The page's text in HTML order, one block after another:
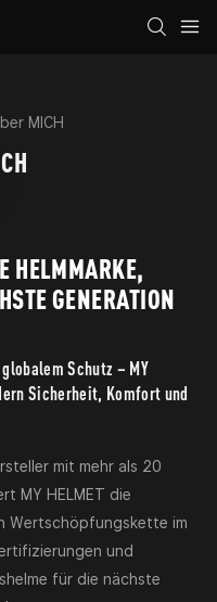
MICH
HELMMARKE,
GENERATION
Schutz – MY
Sicherheit, Komfort und
mit mehr als 20
MY HELMET die
Wertschöpfungskette im
und
für die nächste